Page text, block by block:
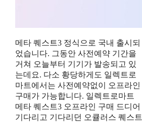
메타 퀘스트3 정식으로 국내 출시되
었습니다. 그동안 사전예약 기간을
거쳐 오늘부터 기기가 발송되고 있
는데요. 다소 황당하게도 일렉트로
마트에서는 사전예약없이 오프라인
구매가 가능합니다. 일렉트로마트
메타 퀘스트3 오프라인 구매 드디어
기다리고 기다리던 오큘러스 퀘스트